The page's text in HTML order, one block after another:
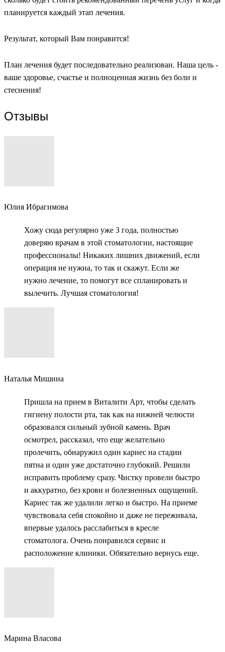
планируется каждый этап лечения.
Результат, который Вам понравится!
План лечения будет последовательно реализован. Наша цель -
ваше здоровье, счастье и полноценная жизнь без боли и
стеснения!
Отзывы
Юлия Ибрагимова
Хожу сюда регулярно уже 3 года, полностью
доверяю врачам в этой стоматологии, настоящие
профессионалы! Никаких лишних движений, если
операция не нужна, то так и скажут. Если же
нужно лечение, то помогут все спланировать и
вылечить. Лучшая стоматология!
Наталья Мишина
Пришла на прием в Виталити Арт, чтобы сделать
гигиену полости рта, так как на нижней челюсти
образовался сильный зубной камень. Врач
осмотрел, рассказал, что еще желательно
пролечить, обнаружил один кариес на стадии
пятна и один уже достаточно глубокий. Решили
исправить проблему сразу. Чистку провели быстро
и аккуратно, без крови и болезненных ощущений.
Кариес так же удалили легко и быстро. На приеме
чувствовала себя спокойно и даже не переживала,
впервые удалось расслабиться в кресле
стоматолога. Очень понравился сервис и
расположение клиники. Обязательно вернусь еще.
Марина Власова